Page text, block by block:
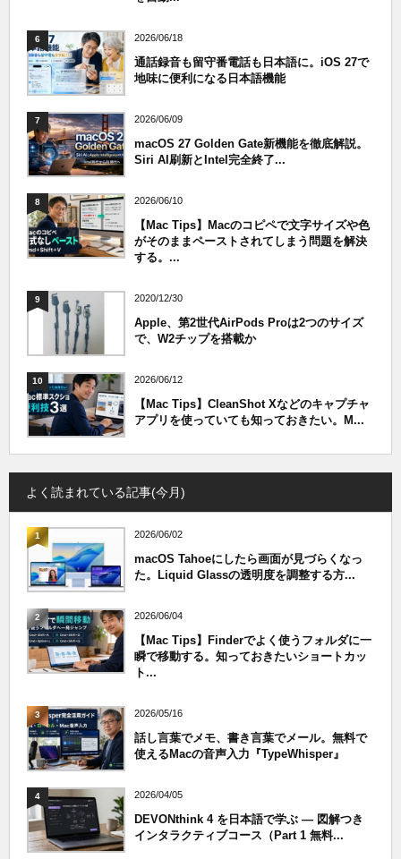
6 2026/06/18
通話録音も留守番電話も日本語に。iOS 27で
地味に便利になる日本語機能
7 2026/06/09
macOS 27 Golden Gate新機能を徹底解説。
Siri AI刷新とIntel完全終了...
8 2026/06/10
【Mac Tips】Macのコピペで文字サイズや色
がそのままペーストされてしまう問題を解決
する。...
9 2020/12/30
Apple、第2世代AirPods Proは2つのサイズ
で、W2チップを搭載か
10 2026/06/12
【Mac Tips】CleanShot Xなどのキャプチャ
アプリを使っていても知っておきたい。M...
よく読まれている記事(今月)
1 2026/06/02
macOS Tahoeにしたら画面が見づらくなっ
た。Liquid Glassの透明度を調整する方...
2 2026/06/04
【Mac Tips】Finderでよく使うフォルダに一
瞬で移動する。知っておきたいショートカッ
ト...
3 2026/05/16
話し言葉でメモ、書き言葉でメール。無料で
使えるMacの音声入力『TypeWhisper』
4 2026/04/05
DEVONthink 4 を日本語で学ぶ — 図解つき
インタラクティブコース（Part 1 無料...